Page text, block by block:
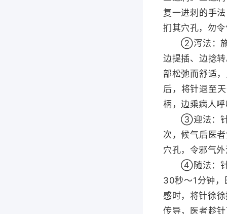
复一进刺的手
扪其穴孔，勿
②泻法：施用
边提插、边捻
部松弛而舒适
后，将针退至
柄，边乘病人
③迎法：针刺
次，候气后医
穴孔，令邪气
④随法：针刺
30秒〜1分钟，
感时，将针徐
传导，医者趁